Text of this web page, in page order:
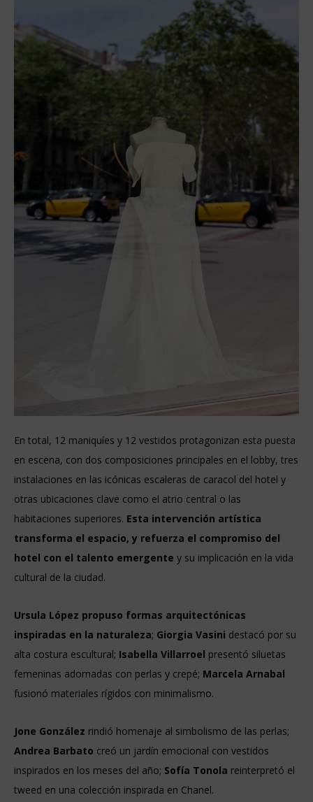
En total, 12 maniquíes y 12 vestidos protagonizan esta puesta
en escena, con dos composiciones principales en el lobby, tres
instalaciones en las icónicas escaleras de caracol del hotel y
otras ubicaciones clave como el atrio central o las
habitaciones superiores. Esta intervención artística
transforma el espacio, y refuerza el compromiso del
hotel con el talento emergente y su implicación en la vida
cultural de la ciudad.
Ursula López propuso formas arquitectónicas
inspiradas en la naturaleza; Giorgia Vasini destacó por su
alta costura escultural; Isabella Villarroel presentó siluetas
femeninas adornadas con perlas y crepé; Marcela Arnabal
fusionó materiales rígidos con minimalismo.
Jone González rindió homenaje al simbolismo de las perlas;
Andrea Barbato creó un jardín emocional con vestidos
inspirados en los meses del año; Sofía Tonola reinterpretó el
tweed en una colección inspirada en Chanel.